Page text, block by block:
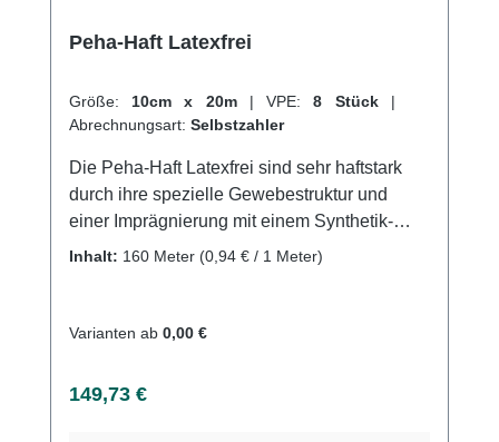
Peha-Haft Latexfrei
Größe: 10cm x 20m | VPE: 8 Stück |
Abrechnungsart: Selbstzahler
Die Peha-Haft Latexfrei sind sehr haftstark
durch ihre spezielle Gewebestruktur und
einer Imprägnierung mit einem Synthetik-
Polymer. Sie sind sehr elastisch und haben
Material. Mit nur wenigen Umdrehungen
oder Kleidung verkleben. Sie sind
Inhalt: 160 Meter (0,94 € / 1 Meter)
Varianten ab 0,00 €
Regulärer Preis:
149,73 €